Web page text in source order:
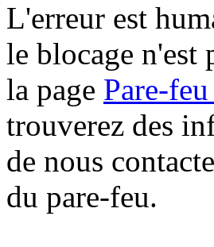
L'erreur est
le blocage n'est
la page Pare-
trouverez des
de nous
du pare-feu.